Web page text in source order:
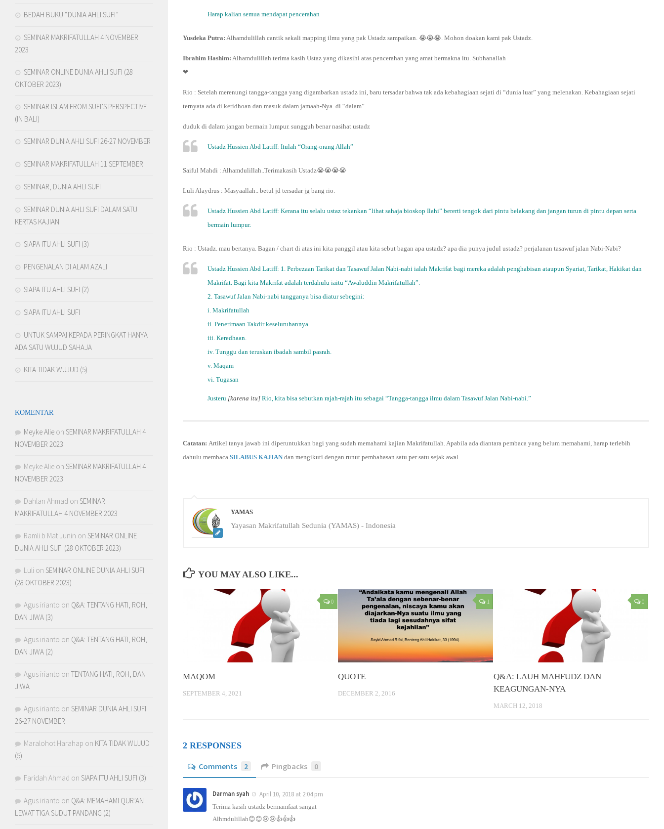
Harap kalian semua mendapat pencerahan
Yusdeka Putra: Alhamdulillah cantik sekali mapping ilmu yang pak Ustadz sampaikan. 😭😭😭. Mohon doakan kami pak Ustadz.
Ibrahim Hashim: Alhamdulillah terima kasih Ustaz yang dikasihi atas pencerahan yang amat bermakna itu. Subhanallah
❤
Rio : Setelah merenungi tangga-tangga yang digambarkan ustadz ini, baru tersadar bahwa tak ada kebahagiaan sejati di “dunia luar” yang melenakan. Kebahagiaan sejati
ternyata ada di keridhoan dan masuk dalam jamaah-Nya. di “dalam”.
duduk di dalam jangan bermain lumpur. sungguh benar nasihat ustadz
Ustadz Hussien Abd Latiff: Itulah “Orang-orang Allah”
Saiful Mahdi : Alhamdulillah..Terimakasih Ustadz😭😭😭😭
Luli Alaydrus : Masyaallah.. betul jd tersadar jg bang rio.
Ustadz Hussien Abd Latiff: Kerana itu selalu ustaz tekankan “lihat sahaja bioskop Ilahi” bererti tengok dari pintu belakang dan jangan turun di pintu depan serta
bermain lumpur.
Rio : Ustadz. mau bertanya. Bagan / chart di atas ini kita panggil atau kita sebut bagan apa ustadz? apa dia punya judul ustadz? perjalanan tasawuf jalan Nabi-Nabi?
Ustadz Hussien Abd Latiff: 1. Perbezaan Tarikat dan Tasawuf Jalan Nabi-nabi ialah Makrifat bagi mereka adalah penghabisan ataupun Syariat, Tarikat, Hakikat dan
Makrifat. Bagi kita Makrifat adalah terdahulu iaitu “Awaluddin Makrifatullah”.
2. Tasawuf Jalan Nabi-nabi tangganya bisa diatur sebegini:
i. Makrifatullah
ii. Penerimaan Takdir keseluruhannya
iii. Keredhaan.
iv. Tunggu dan teruskan ibadah sambil pasrah.
v. Maqam
vi. Tugasan
Justeru [karena itu] Rio, kita bisa sebutkan rajah-rajah itu sebagai “Tangga-tangga ilmu dalam Tasawuf Jalan Nabi-nabi.”
Catatan: Artikel tanya jawab ini diperuntukkan bagi yang sudah memahami kajian Makrifatullah. Apabila ada diantara pembaca yang belum memahami, harap terlebih
dahulu membaca SILABUS KAJIAN dan mengikuti dengan runut pembahasan satu per satu sejak awal.
YAMAS
Yayasan Makrifatullah Sedunia (YAMAS) - Indonesia
YOU MAY ALSO LIKE...
0
MAQOM
SEPTEMBER 4, 2021
1
QUOTE
DECEMBER 2, 2016
0
Q&A: LAUH MAHFUDZ DAN
KEAGUNGAN-NYA
MARCH 12, 2018
2 RESPONSES
Comments 2 Pingbacks 0
Darman syah April 10, 2018 at 2:04 pm
Terima kasih ustadz bermamfaat sangat
Alhmdulillah😊😊😢😢👍👍👍
BEDAH BUKU “DUNIA AHLI SUFI”
SEMINAR MAKRIFATULLAH 4 NOVEMBER
2023
SEMINAR ONLINE DUNIA AHLI SUFI (28
OKTOBER 2023)
SEMINAR ISLAM FROM SUFI’S PERSPECTIVE
(IN BALI)
SEMINAR DUNIA AHLI SUFI 26-27 NOVEMBER
SEMINAR MAKRIFATULLAH 11 SEPTEMBER
SEMINAR, DUNIA AHLI SUFI
SEMINAR DUNIA AHLI SUFI DALAM SATU
KERTAS KAJIAN
SIAPA ITU AHLI SUFI (3)
PENGENALAN DI ALAM AZALI
SIAPA ITU AHLI SUFI (2)
SIAPA ITU AHLI SUFI
UNTUK SAMPAI KEPADA PERINGKAT HANYA
ADA SATU WUJUD SAHAJA
KITA TIDAK WUJUD (5)
KOMENTAR
Meyke Alie on SEMINAR MAKRIFATULLAH 4
NOVEMBER 2023
Meyke Alie on SEMINAR MAKRIFATULLAH 4
NOVEMBER 2023
Dahlan Ahmad on SEMINAR
MAKRIFATULLAH 4 NOVEMBER 2023
Ramli b Mat Junin on SEMINAR ONLINE
DUNIA AHLI SUFI (28 OKTOBER 2023)
Luli on SEMINAR ONLINE DUNIA AHLI SUFI
(28 OKTOBER 2023)
Agus irianto on Q&A: TENTANG HATI, ROH,
DAN JIWA (3)
Agus irianto on Q&A: TENTANG HATI, ROH,
DAN JIWA (2)
Agus irianto on TENTANG HATI, ROH, DAN
JIWA
Agus irianto on SEMINAR DUNIA AHLI SUFI
26-27 NOVEMBER
Maralohot Harahap on KITA TIDAK WUJUD
(5)
Faridah Ahmad on SIAPA ITU AHLI SUFI (3)
Agus irianto on Q&A: MEMAHAMI QUR’AN
LEWAT TIGA SUDUT PANDANG (2)